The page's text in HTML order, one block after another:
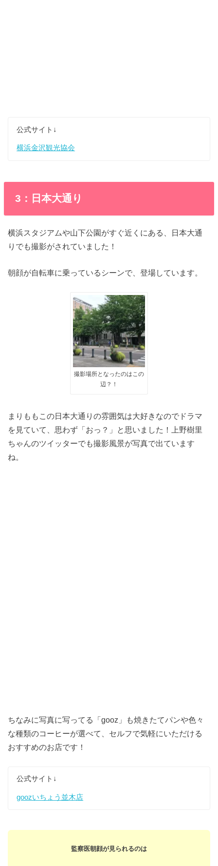
公式サイト↓
横浜金沢観光協会
3：日本大通り
横浜スタジアムや山下公園がすぐ近くにある、日本大通
りでも撮影がされていました！
朝顔が自転車に乗っているシーンで、登場しています。
撮影場所となったのはこの
辺？！
まりももこの日本大通りの雰囲気は大好きなのでドラマ
を見ていて、思わず「おっ？」と思いました！上野樹里
ちゃんのツイッターでも撮影風景が写真で出ています
ね。
ちなみに写真に写ってる「gooz」も焼きたてパンや色々
な種類のコーヒーが選べて、セルフで気軽にいただける
おすすめのお店です！
公式サイト↓
goozいちょう並木店
監察医朝顔が見られるのは